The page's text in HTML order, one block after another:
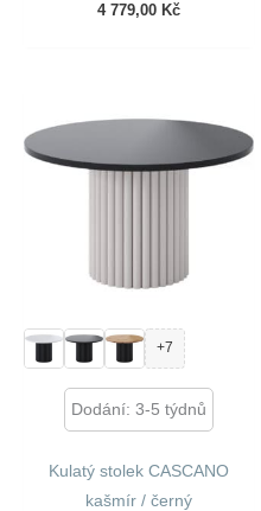
4 779,00 Kč
+7
Dodání: 3-5 týdnů
Kulatý stolek CASCANO
kašmír / černý